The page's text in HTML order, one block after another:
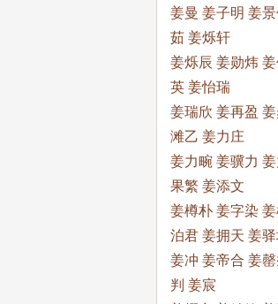
姜曼 姜子明 姜
茹 姜烁轩
姜烁辰 姜勋炜
英 姜怡瑞
姜瑞欣 姜再盈
滩乙 姜力庄
姜力畹 姜骥力
果繁 姜添文
姜樽朴 姜字染
泊君 姜拥天 姜
姜冲 姜帝合 姜
判 姜宸